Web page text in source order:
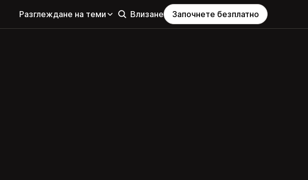
Разглеждане на теми Влизане Започнете безплатно